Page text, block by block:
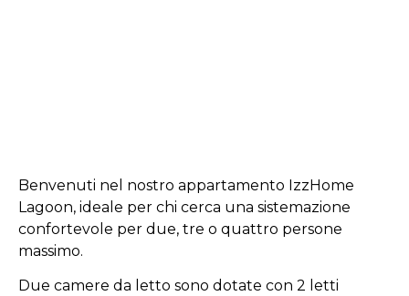
Benvenuti nel nostro appartamento IzzHome
Lagoon, ideale per chi cerca una sistemazione
confortevole per due, tre o quattro persone
massimo.
Due camere da letto sono dotate con 2 letti